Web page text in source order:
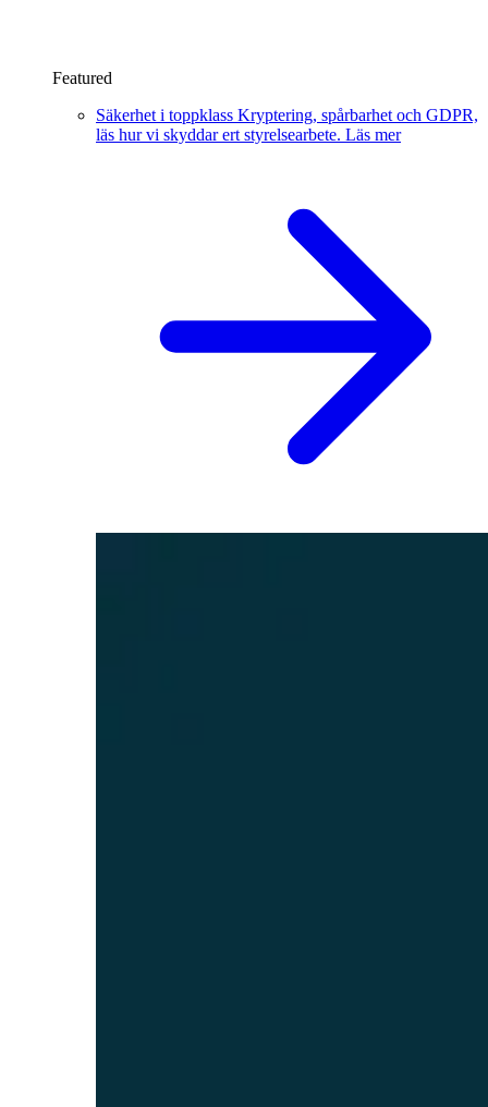
Featured
Säkerhet i toppklass Kryptering, spårbarhet och GDPR,
läs hur vi skyddar ert styrelsearbete. Läs mer